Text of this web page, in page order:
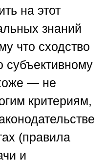
на этот
знаний
что сходство
субъективному
— не
критериям,
(правила
и